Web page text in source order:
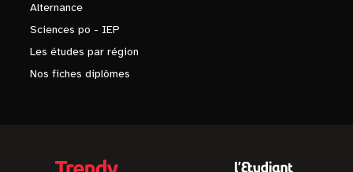
Alternance
Sciences po - IEP
Les études par région
Nos fiches diplômes